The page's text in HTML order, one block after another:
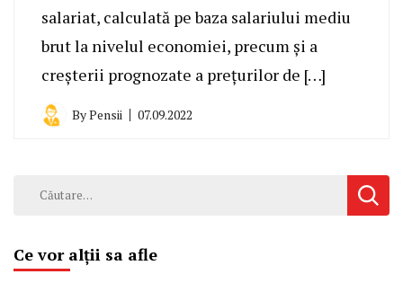
salariat, calculată pe baza salariului mediu
brut la nivelul economiei, precum şi a
creşterii prognozate a preţurilor de […]
ByPensii 07.09.2022
Caută
Ce vor alții sa afle